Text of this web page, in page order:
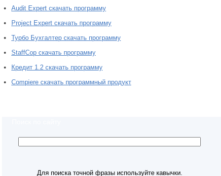
Audit Expert скачать программу
Project Expert скачать программу
Турбо Бухгалтер скачать программу
StaffCop скачать программу
Кредит 1.2 скачать программу
Compiere скачать программный продукт
Для поиска точной фразы используйте кавычки.